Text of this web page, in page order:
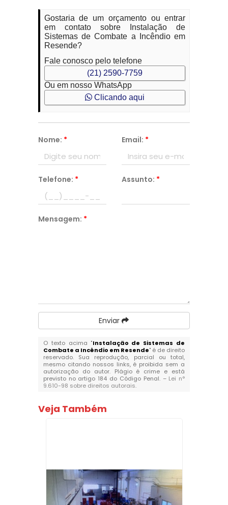
Gostaria de um orçamento ou entrar
em contato sobre Instalação de
Sistemas de Combate a Incêndio em
Resende?
Fale conosco pelo telefone
(21) 2590-7759
Ou em nosso WhatsApp
Clicando aqui
Nome: * Email: *
Telefone: * Assunto: *
Mensagem: *
Enviar
O texto acima "Instalação de Sistemas de
Combate a Incêndio em Resende" é de direito
reservado. Sua reprodução, parcial ou total,
mesmo citando nossos links, é proibida sem a
autorização do autor. Plágio é crime e está
previsto no artigo 184 do Código Penal. – Lei n°
9.610-98 sobre direitos autorais.
Veja Também